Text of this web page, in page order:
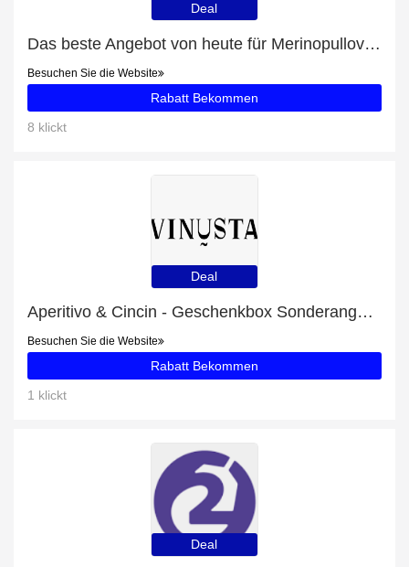
Deal
Das beste Angebot von heute für Merinopullover mit Polokragen - Indigoblau - bis zu 16% Rabatt
Besuchen Sie die Website
Rabatt Bekommen
8 klickt
Deal
Aperitivo & Cincin - Geschenkbox Sonderangebot: bis zu 13% Rabatt
Besuchen Sie die Website
Rabatt Bekommen
1 klickt
Deal